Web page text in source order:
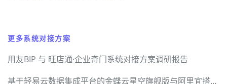
更多系统对接方案
用友BIP 与 旺店通·企业奇门系统对接方案调研报告
基于轻易云数据集成平台的金蝶云星空旗舰版与阿里宜搭高效对接解决方案